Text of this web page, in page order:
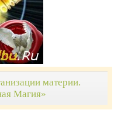
материи.
Магия»